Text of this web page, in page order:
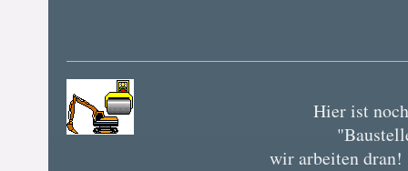
Hier ist
wir arbeiten dran!